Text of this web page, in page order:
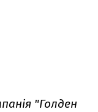
"Голден